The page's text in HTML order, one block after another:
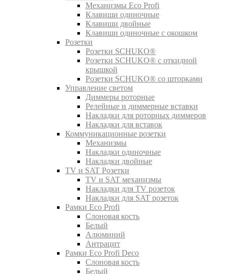
Механизмы Eco Profi
Клавиши одиночные
Клавиши двойные
Клавиши одиночные с окошком
Розетки
Розетки SCHUKO®
Розетки SCHUKO® с откидной
крышкой
Розетки SCHUKO® со шторками
Управление светом
Диммеры роторные
Релейные и диммерные вставки
Накладки для роторных диммеров
Накладки для вставок
Коммуникационные розетки
Механизмы
Накладки одиночные
Накладки двойные
TV и SAT Розетки
TV и SAT механизмы
Накладки для TV розеток
Накладки для SAT розеток
Рамки Eco Profi
Слоновая кость
Белый
Алюминий
Антрацит
Рамки Eco Profi Deco
Слоновая кость
Белый